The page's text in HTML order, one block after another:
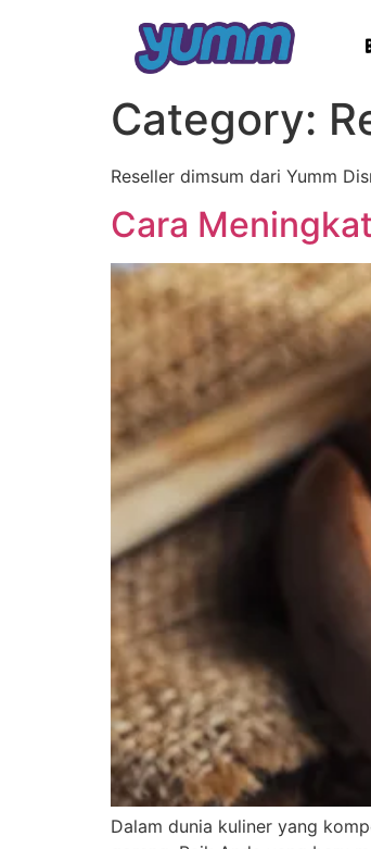
Category:
Reseller dimsum dari Yumm
Cara
Dalam dunia kuliner yang